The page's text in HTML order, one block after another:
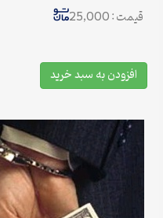
قیمت : 25,000
افزودن به سبد خرید